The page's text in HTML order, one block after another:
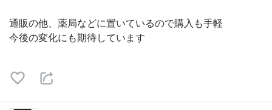
通販の他、薬局などに置いているので購入も手軽
今後の変化にも期待しています